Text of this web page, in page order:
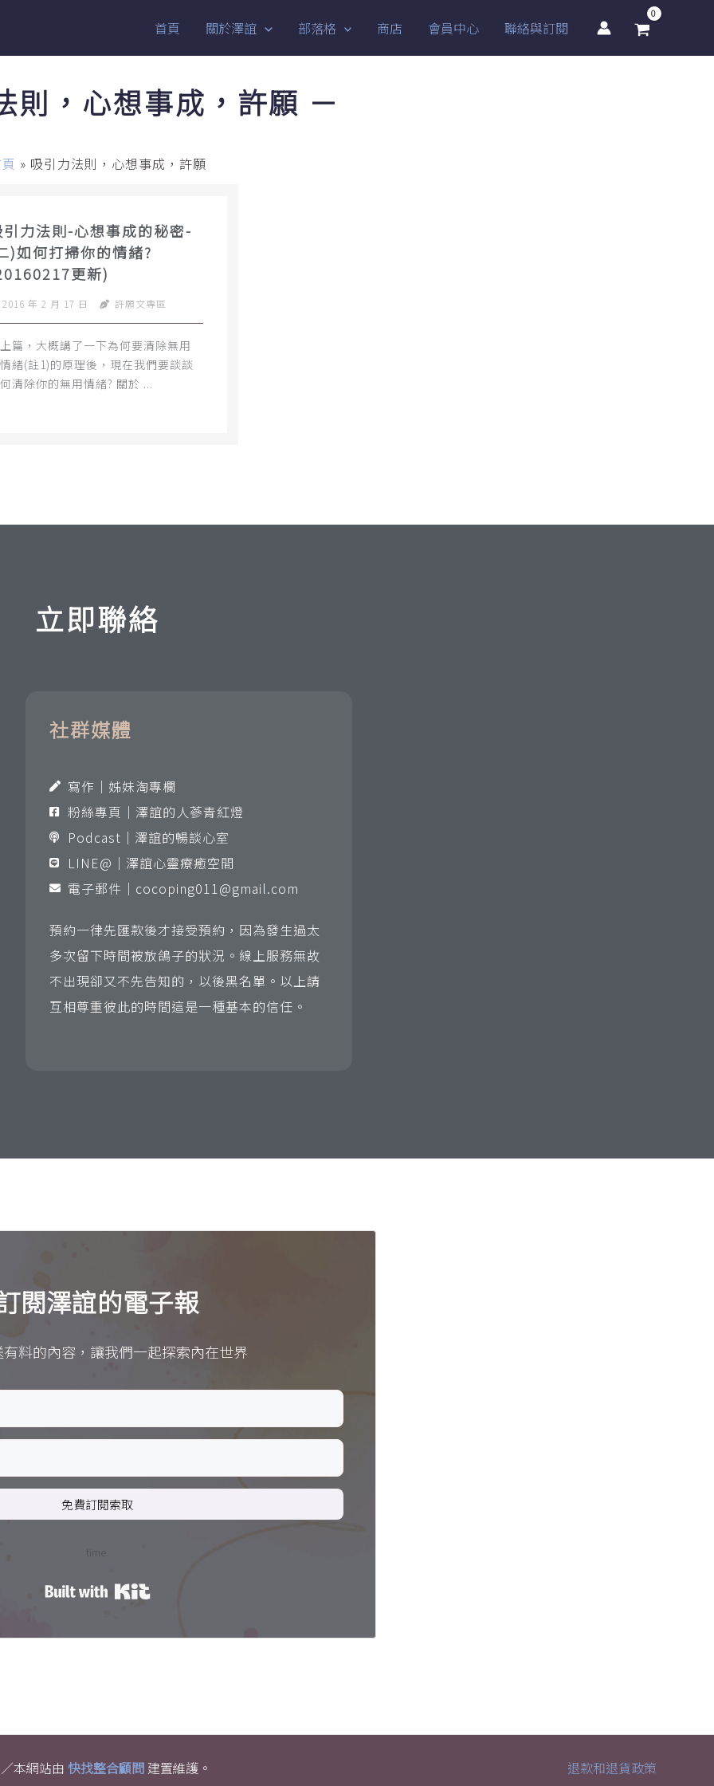
首頁 關於澤誼 部落格 商店 會員中心 聯絡與訂閱
則，心想事成，許願 －
» 吸引力法則，心想事成，許願
引力法則-心想事成的秘密-
)如何打掃你的情緒?
更新)
年 2 月 17 日 許願文專區
篇，大概講了一下為何要清除無用
緒(註1)的原理後，現在我們要談談
清除你的無用情緒? 關於 ...
立即聯絡
社群媒體
寫作｜姊妹淘專欄
粉絲專頁｜澤誼的人蔘青紅燈
Podcast｜澤誼的暢談心室
LINE@｜澤誼心靈療癒空間
電子郵件｜ cocoping011@gmail.com
預約一律先匯款後才接受預約，因為發生過太
多次留下時間被放鴿子的狀況。線上服務無故
不出現卻又不先告知的，以後黑名單。以上請
互相尊重彼此的時間這是一種基本的信任。
閱澤誼的電子報
料的內容，讓我們一起探索內在世界
免費訂閱索取
time.
Built with Kit
本網站由 快找整合顧問 建置維護。 退款和退貨政策